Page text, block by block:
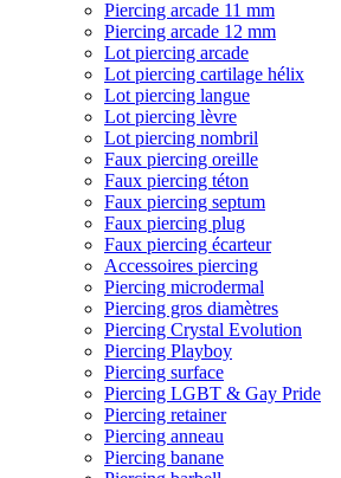
Piercing arcade 11 mm
Piercing arcade 12 mm
Lot piercing arcade
Lot piercing cartilage hélix
Lot piercing langue
Lot piercing lèvre
Lot piercing nombril
Faux piercing oreille
Faux piercing téton
Faux piercing septum
Faux piercing plug
Faux piercing écarteur
Accessoires piercing
Piercing microdermal
Piercing gros diamètres
Piercing Crystal Evolution
Piercing Playboy
Piercing surface
Piercing LGBT & Gay Pride
Piercing retainer
Piercing anneau
Piercing banane